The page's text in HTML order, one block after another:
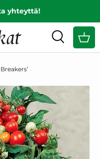
yhteyttä!
Haku